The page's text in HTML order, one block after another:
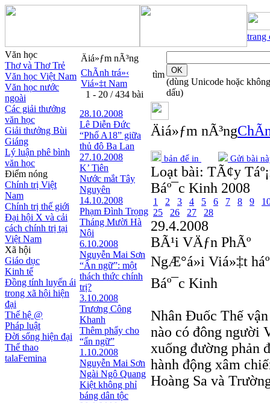
trang
Văn học
Thơ và Thơ Trẻ
Văn học Việt Nam
Văn học nước
ngoài
Các giải thưởng
văn học
Giải thưởng Bùi
Giáng
Lý luận phê bình
văn học
Điểm nóng
Chính trị Việt
Nam
Chính trị thế giới
Đại hội X và cải
cách chính trị tại
Việt Nam
Xã hội
Giáo dục
Kinh tế
Đồng tính luyến ái
trong xã hội hiện
đại
Thế hệ @
Pháp luật
Đời sống hiện đại
Thể thao
talaFemina
Äiá»ƒm nÃ³ng
ChÃ­nh trá»‹
Viá»‡t Nam
1 - 20 / 434 bài
28.10.2008
Lê Diễn Đức
“Phố A18” giữa
thủ đô Ba Lan
27.10.2008
K’ Tiên
Nước mắt Tây
Nguyên
14.10.2008
Phạm Đình Trọng
Tháng Mười Hà
Nội
6.10.2008
Nguyễn Mai Sơn
“Ẩn ngữ”: một
thách thức chính
trị?
3.10.2008
Trương Công
Khanh
Thêm phẩy cho
“ẩn ngữ”
1.10.2008
Nguyễn Mai Sơn
Ngài Ngô Quang
Kiệt không phỉ
báng dân tộc
tìm
(dùng Unicode hoặc không
dấu)
Äiá»ƒm nÃ³ng
bản để in Gửi bài
Loạt bài: TÃ¢y
Báº¯c Kinh 2008
1 2 3 4 5 6 7 8 9
25
26 27 28
29.4.2008
BÃ¹i VÄƒn PhÃº
NgÆ°á»i Viá»‡t
Báº¯c Kinh
Nhân Đuốc Thế
nào có đông người
xuống đường phản
hành động xâm
Hoàng Sa và